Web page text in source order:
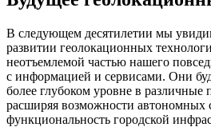
В следующем десятилетии мы
развитии геолокационных
неотъемлемой частью нашего
с информацией и сервисами. Они
более глубоком уровне в различные
расширяя возможности автономных
функциональность городской